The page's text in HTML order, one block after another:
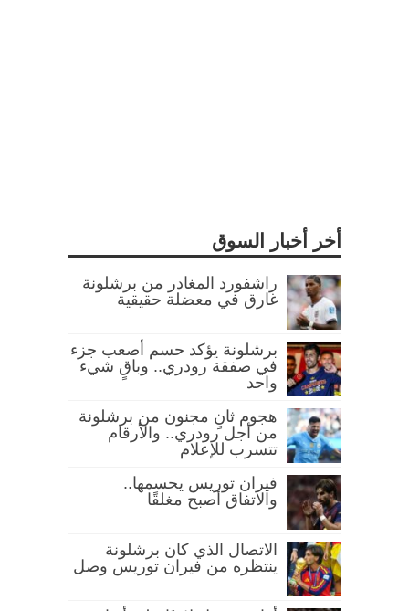
أخر أخبار السوق
راشفورد المغادر من برشلونة
غارق في معضلة حقيقية
برشلونة يؤكد حسم أصعب جزء
في صفقة رودري.. وباقٍ شيء
واحد
هجوم ثانٍ مجنون من برشلونة
من أجل رودري.. والأرقام
تتسرب للإعلام
فيران توريس يحسمها..
والاتفاق أصبح مغلقًا
الاتصال الذي كان برشلونة
ينتظره من فيران توريس وصل